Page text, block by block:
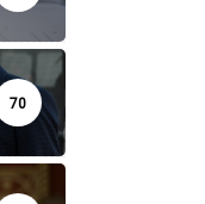
70